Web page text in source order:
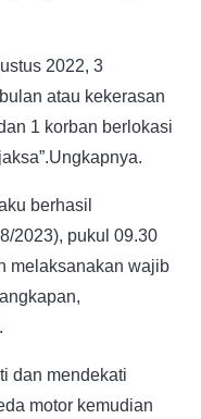
2022, 3
atau kekerasan
1 korban berlokasi
berhasil
2023), pukul 09.30
melaksanakan wajib
dan mendekati
motor kemudian